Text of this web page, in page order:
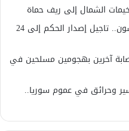
الجلسة الخامسة لمحاكمة احمد حسون.. تاجيل إصدار الحكم إلى 24
آخرين بهجومين مسلحين في
مصابا في 18 حادث سير وحرائق في عموم سوريا..